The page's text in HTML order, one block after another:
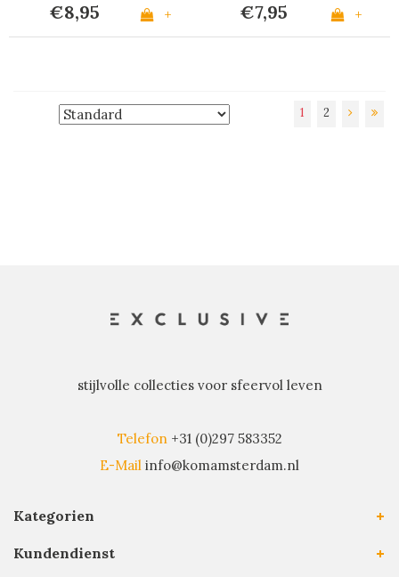
€8,95 + €7,95 +
1 2
stijlvolle collecties voor sfeervol leven
Telefon +31 (0)297 583352
E-Mail info@komamsterdam.nl
Kategorien
Kundendienst